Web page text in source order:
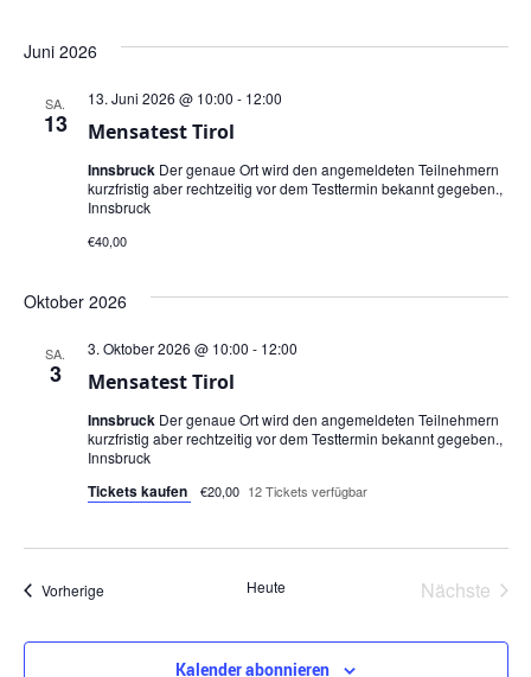
Juni 2026
SA.
13 Mensatest Tirol
13. Juni 2026 @ 10:00 - 12:00
Innsbruck Der genaue Ort wird den angemeldeten Teilnehmern
kurzfristig aber rechtzeitig vor dem Testtermin bekannt gegeben.,
Innsbruck
€40,00
Oktober 2026
SA.
3 Mensatest Tirol
3. Oktober 2026 @ 10:00 - 12:00
Innsbruck Der genaue Ort wird den angemeldeten Teilnehmern
kurzfristig aber rechtzeitig vor dem Testtermin bekannt gegeben.,
Innsbruck
Tickets kaufen €20,00 12 Tickets verfügbar
VorherigeVeranstaltungen Heute Nächste
Kalender abonnieren